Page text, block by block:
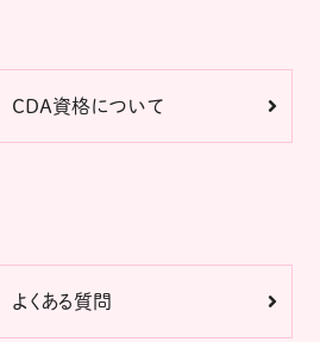
CDA資格について
よくある質問